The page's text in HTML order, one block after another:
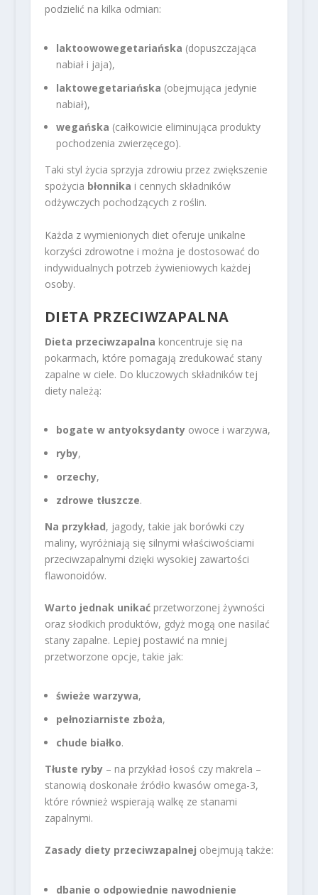
podzielić na kilka odmian:
laktoowowegetariańska (dopuszczająca
nabiał i jaja),
laktowegetariańska (obejmująca jedynie
nabiał),
wegańska (całkowicie eliminująca produkty
pochodzenia zwierzęcego).
Taki styl życia sprzyja zdrowiu przez zwiększenie
spożycia błonnika i cennych składników
odżywczych pochodzących z roślin.
Każda z wymienionych diet oferuje unikalne
korzyści zdrowotne i można je dostosować do
indywidualnych potrzeb żywieniowych każdej
osoby.
DIETA PRZECIWZAPALNA
Dieta przeciwzapalna koncentruje się na
pokarmach, które pomagają zredukować stany
zapalne w ciele. Do kluczowych składników tej
diety należą:
bogate w antyoksydantyowoce i warzywa,
ryby,
orzechy,
zdrowe tłuszcze.
Na przykład, jagody, takie jak borówki czy
maliny, wyróżniają się silnymi właściwościami
przeciwzapalnymi dzięki wysokiej zawartości
flawonoidów.
Warto jednak unikaćprzetworzonej żywności
oraz słodkich produktów, gdyż mogą one nasilać
stany zapalne. Lepiej postawić na mniej
przetworzone opcje, takie jak:
świeże warzywa,
pełnoziarniste zboża,
chude białko.
Tłuste ryby– na przykład łosoś czy makrela –
stanowią doskonałe źródło kwasów omega-3,
które również wspierają walkę ze stanami
zapalnymi.
Zasady diety przeciwzapalnej obejmują także:
dbanie o odpowiednie nawodnienie